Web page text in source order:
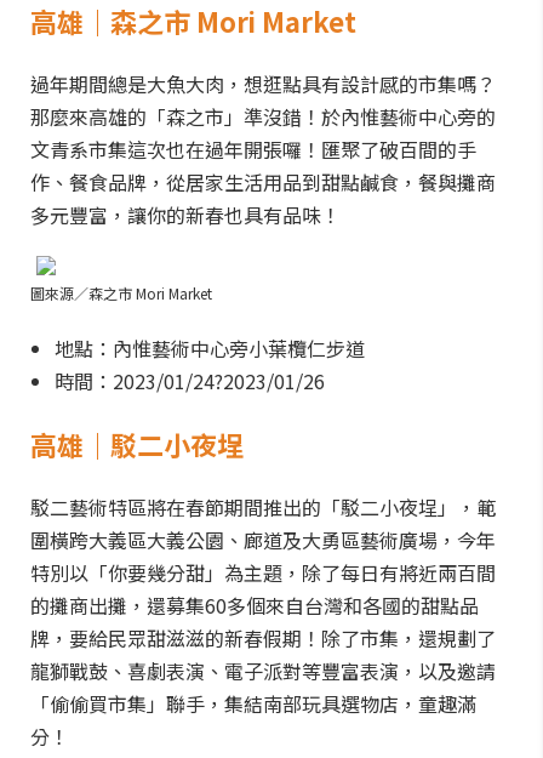
高雄｜森之市 Mori Market
過年期間總是大魚大肉，想逛點具有設計感的市集嗎？
那麼來高雄的「森之市」準沒錯！於內惟藝術中心旁的
文青系市集這次也在過年開張囉！匯聚了破百間的手
作、餐食品牌，從居家生活用品到甜點鹹食，餐與攤商
多元豐富，讓你的新春也具有品味！
圖來源／森之市 Mori Market
地點：內惟藝術中心旁小葉欖仁步道
時間：2023/01/24?2023/01/26
高雄｜駁二小夜埕
駁二藝術特區將在春節期間推出的「駁二小夜埕」，範
圍橫跨大義區大義公園、廊道及大勇區藝術廣場，今年
特別以「你要幾分甜」為主題，除了每日有將近兩百間
的攤商出攤，還募集60多個來自台灣和各國的甜點品
牌，要給民眾甜滋滋的新春假期！除了市集，還規劃了
龍獅戰鼓、喜劇表演、電子派對等豐富表演，以及邀請
「偷偷買市集」聯手，集結南部玩具選物店，童趣滿
分！